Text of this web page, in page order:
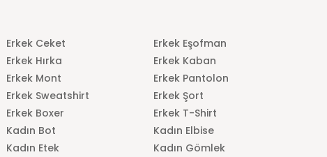
Erkek Ceket
Erkek Eşofman
Erkek Hırka
Erkek Kaban
Erkek Mont
Erkek Pantolon
Erkek Sweatshirt
Erkek Şort
Erkek Boxer
Erkek T-Shirt
Kadın Bot
Kadın Elbise
Kadın Etek
Kadın Gömlek